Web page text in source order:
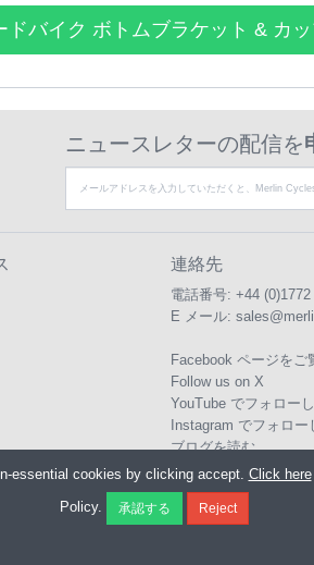
ドバイク ボトムブラケット & カ
ニュースレターの配信を
連絡先
電話番号: +44
E メール:
Facebook ページをご
Follow us on X
YouTube でフォロー
Instagram でフォロー
ブログを読む
A4 Buckshaw Link, Ordnance Road, Buckshaw
essential cookies by clicking accept. Click here
Policy.